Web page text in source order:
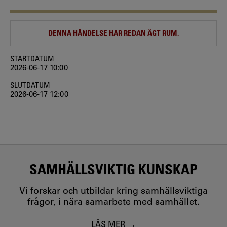
DENNA HÄNDELSE HAR REDAN ÄGT RUM.
STARTDATUM
2026-06-17 10:00
SLUTDATUM
2026-06-17 12:00
SAMHÄLLSVIKTIG KUNSKAP
Vi forskar och utbildar kring samhällsviktiga
frågor, i nära samarbete med samhället.
LÄS MER